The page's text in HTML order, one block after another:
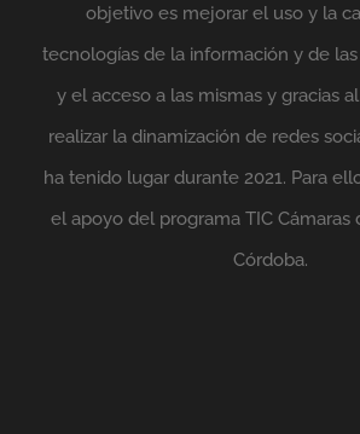
objetivo es mejorar el uso y la
tecnologías de la información y de
y el acceso a las mismas y gracias
realizar la dinamización de redes
ha tenido lugar durante 2021. Para
el apoyo del programa TIC Cámaras
Córdoba.